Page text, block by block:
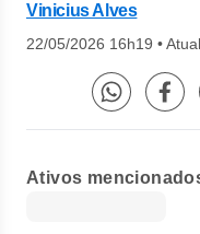
Vinicius Alves
22/05/2026 16h19 •
Ativos